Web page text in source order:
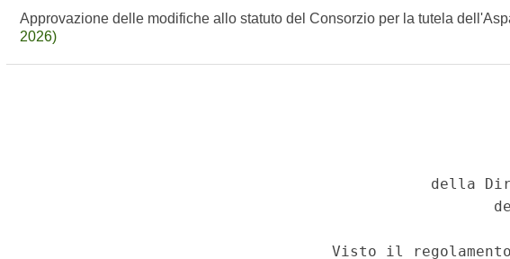
Approvazione delle modifiche allo statuto del Consorzio per la tutela
2026)